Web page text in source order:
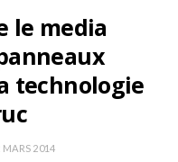
le media
technologie
MARS 2014